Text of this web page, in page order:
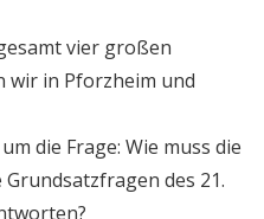
vier großen
wir in Pforzheim und
die Frage: Wie muss die
des 21.